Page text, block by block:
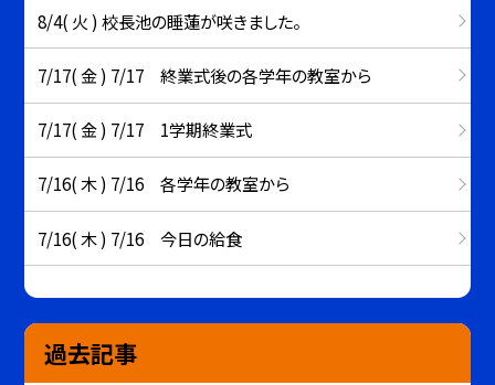
8/4( 火 ) 校長池の睡蓮が咲きました。
7/17( 金 ) 7/17 終業式後の各学年の教室から
7/17( 金 ) 7/17 1学期終業式
7/16( 木 ) 7/16 各学年の教室から
7/16( 木 ) 7/16 今日の給食
過去記事